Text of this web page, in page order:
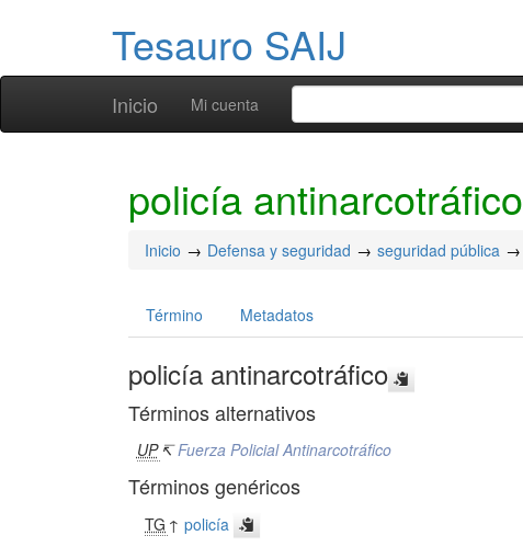
Tesauro SAIJ
Inicio Mi cuenta
policía antinarcotráfico
Inicio Defensa y seguridad seguridad pública
Término Metadatos
policía antinarcotráfico
Términos alternativos
UP ↸Fuerza Policial Antinarcotráfico
Términos genéricos
TG ↑policía